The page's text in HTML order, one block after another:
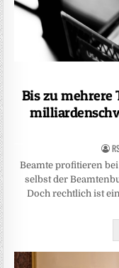
Bis zu mehrere
Beamte profitieren
selbst der
Doch rechtlich ist